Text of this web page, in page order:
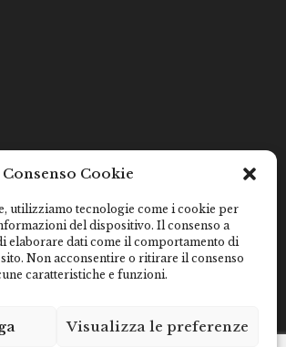
Cookie
utilizziamo tecnologie come i cookie per
del dispositivo. Il consenso a
elaborare dati come il comportamento di
Non acconsentire o ritirare il consenso
caratteristiche e funzioni.
Visualizza le preferenze